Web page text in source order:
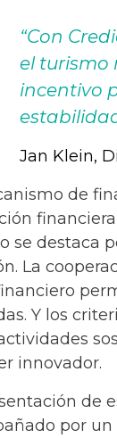
“Con
el turismo
incentivo
Jan Klein,
de
se destaca
La
Y los
innovador.
de
por